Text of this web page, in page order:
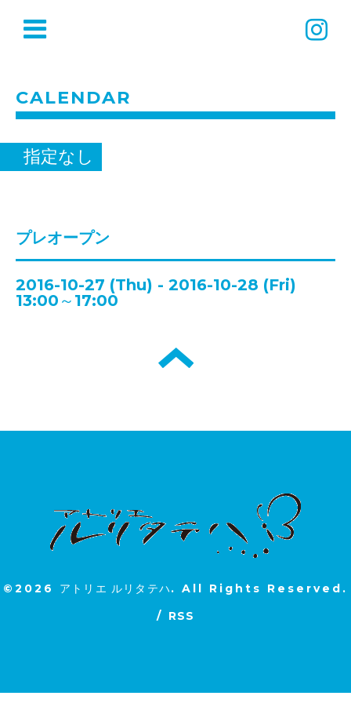
CALENDAR
指定なし
プレオープン
2016-10-27 (Thu) - 2016-10-28 (Fri)
13:00～17:00
©2026 アトリエ ルリタテハ. All Rights Reserved.
/ RSS